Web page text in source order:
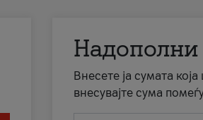
Надополни
Внесете ја сумата
внесувајте сума